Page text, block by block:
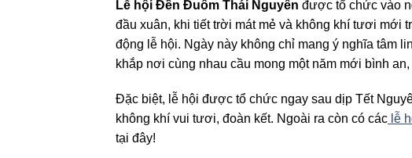
Lễ hội Đền Đuổm Thái Nguyên được tổ chức vào
đầu xuân, khi tiết trời mát mẻ và không khí tươi mới
động lễ hội. Ngày này không chỉ mang ý nghĩa tâm
khắp nơi cùng nhau cầu mong một năm mới bình
Đặc biệt, lễ hội được tổ chức ngay sau dịp Tết
không khí vui tươi, đoàn kết. Ngoài ra còn có các lễ
tại đây!